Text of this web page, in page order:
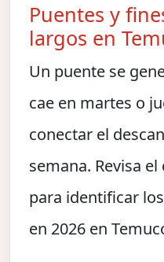
Puentes y
largos en
Un puente se
cae en martes o
conectar el
semana. Revisa
para identificar
en 2026 en